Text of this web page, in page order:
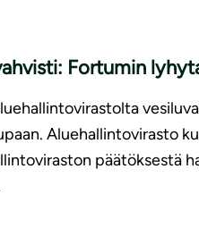
Fortumin
Aluehallintovirasto
päätöksestä